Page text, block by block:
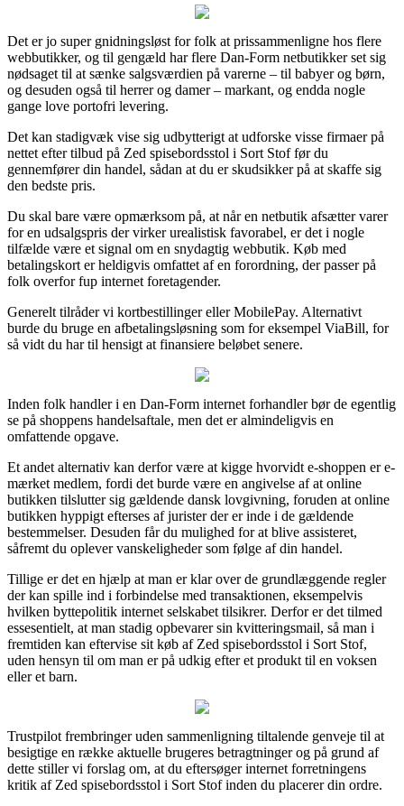
Det er jo super gnidningsløst for folk at prissammenligne hos flere
webbutikker, og til gengæld har flere Dan-Form netbutikker set sig
nødsaget til at sænke salgsværdien på varerne – til babyer og børn,
og desuden også til herrer og damer – markant, og endda nogle
gange love portofri levering.
Det kan stadigvæk vise sig udbytterigt at udforske visse firmaer på
nettet efter tilbud på Zed spisebordsstol i Sort Stof før du
gennemfører din handel, sådan at du er skudsikker på at skaffe sig
den bedste pris.
Du skal bare være opmærksom på, at når en netbutik afsætter varer
for en udsalgspris der virker urealistisk favorabel, er det i nogle
tilfælde være et signal om en snydagtig webbutik. Køb med
betalingskort er heldigvis omfattet af en forordning, der passer på
folk overfor fup internet foretagender.
Generelt tilråder vi kortbestillinger eller MobilePay. Alternativt
burde du bruge en afbetalingsløsning som for eksempel ViaBill, for
så vidt du har til hensigt at finansiere beløbet senere.
Inden folk handler i en Dan-Form internet forhandler bør de egentlig
se på shoppens handelsaftale, men det er almindeligvis en
omfattende opgave.
Et andet alternativ kan derfor være at kigge hvorvidt e-shoppen er e-
mærket medlem, fordi det burde være en angivelse af at online
butikken tilslutter sig gældende dansk lovgivning, foruden at online
butikken hyppigt efterses af jurister der er inde i de gældende
bestemmelser. Desuden får du mulighed for at blive assisteret,
såfremt du oplever vanskeligheder som følge af din handel.
Tillige er det en hjælp at man er klar over de grundlæggende regler
der kan spille ind i forbindelse med transaktionen, eksempelvis
hvilken byttepolitik internet selskabet tilsikrer. Derfor er det tilmed
essesentielt, at man stadig opbevarer sin kvitteringsmail, så man i
fremtiden kan eftervise sit køb af Zed spisebordsstol i Sort Stof,
uden hensyn til om man er på udkig efter et produkt til en voksen
eller et barn.
Trustpilot frembringer uden sammenligning tiltalende genveje til at
besigtige en række aktuelle brugeres betragtninger og på grund af
dette stiller vi forslag om, at du eftersøger internet forretningens
kritik af Zed spisebordsstol i Sort Stof inden du placerer din ordre.